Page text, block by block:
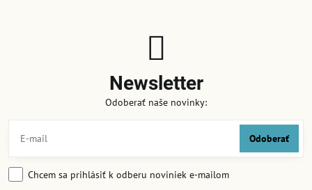
Newsletter
Odoberať naše novinky:
Odoberať
Chcem sa prihlásiť k odberu noviniek e-mailom